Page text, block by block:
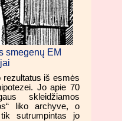
smegenų EM
rezultatus iš esmės
Jo apie 70
skleidžiamos
liko archyve, o
sutrumpintas jo